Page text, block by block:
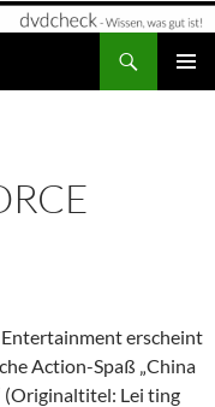
erscheint
Action-Spaß „China
(Originaltitel: Lei ting